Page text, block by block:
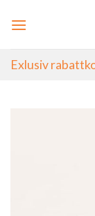
Exlusiv